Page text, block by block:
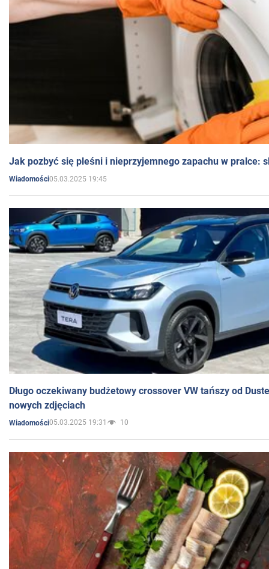
Jak pozbyć się pleśni i nieprzyjemnego zapachu w pralce:
Wiadomości05.03.2025 19:45
Długo oczekiwany budżetowy crossover VW tańszy od
nowych zdjęciach
Wiadomości05.03.2025 19:31 10